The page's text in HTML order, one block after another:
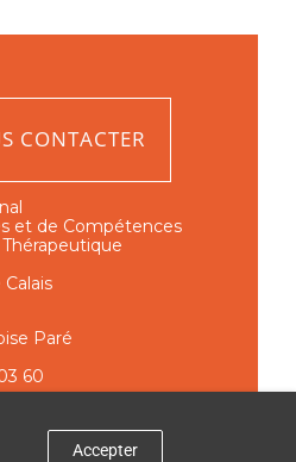
CONTACTER
et de Compétences
Paré
60
Accepter